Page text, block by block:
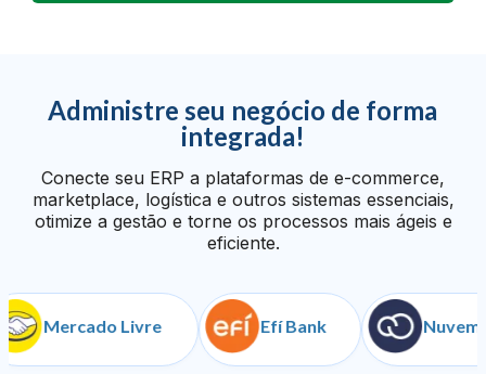
Administre seu negócio de forma
integrada!
Conecte seu ERP a plataformas de e-commerce,
marketplace, logística e outros sistemas essenciais,
otimize a gestão e torne os processos mais ágeis e
eficiente.
Mercado Livre Efí Bank NuvemShop